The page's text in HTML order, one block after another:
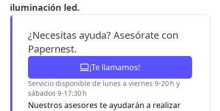
iluminación led.
¿Necesitas ayuda? Asesórate con
Papernest.
¡Te llamamos!
Servicio disponible de lunes a viernes 9-20 h y
sábados 9-17:30 h
Nuestros asesores te ayudarán a realizar